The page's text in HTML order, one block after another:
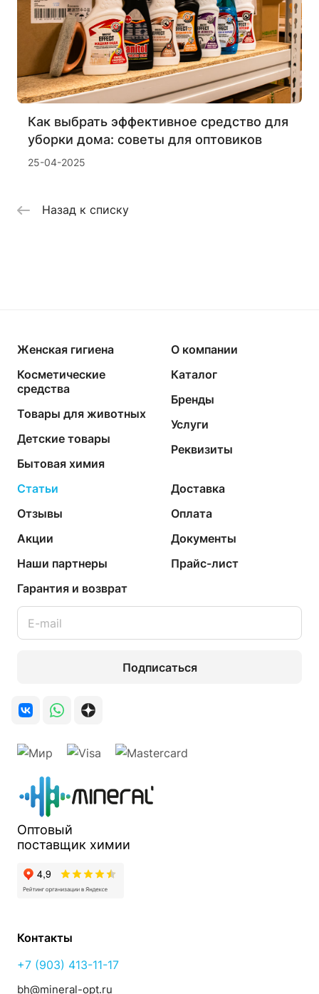
Как выбрать эффективное средство для
уборки дома: советы для оптовиков
25-04-2025
Назад к списку
Женская гигиена
Косметические
средства
Товары для животных
Детские товары
Бытовая химия
О компании
Каталог
Бренды
Услуги
Реквизиты
Статьи
Отзывы
Акции
Наши партнеры
Гарантия и возврат
Доставка
Оплата
Документы
Прайс-лист
Подписаться
Оптовый
поставщик химии
Контакты
+7 (903) 413-11-17
bh@mineral-opt.ru